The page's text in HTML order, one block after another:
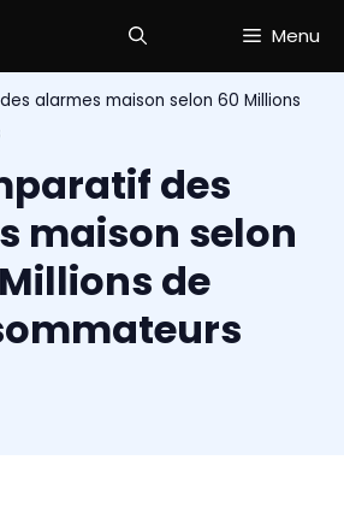
Menu
alarmes maison selon 60 Millions
des
maison selon
de